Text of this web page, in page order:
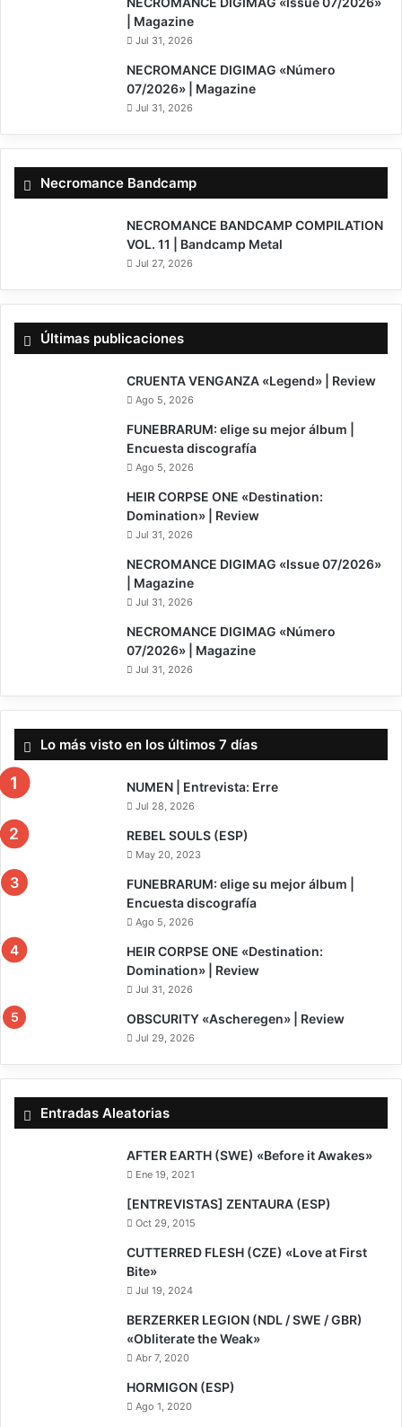
| Magazine
Jul 31, 2026
NECROMANCE DIGIMAG «Número
07/2026» | Magazine
Jul 31, 2026
Necromance Bandcamp
NECROMANCE BANDCAMP COMPILATION
VOL. 11 | Bandcamp Metal
Jul 27, 2026
Últimas publicaciones
CRUENTA VENGANZA «Legend» | Review
Ago 5, 2026
FUNEBRARUM: elige su mejor álbum |
Encuesta discografía
Ago 5, 2026
HEIR CORPSE ONE «Destination:
Domination» | Review
Jul 31, 2026
NECROMANCE DIGIMAG «Issue 07/2026»
| Magazine
Jul 31, 2026
NECROMANCE DIGIMAG «Número
07/2026» | Magazine
Jul 31, 2026
Lo más visto en los últimos 7 días
NUMEN | Entrevista: Erre
Jul 28, 2026
REBEL SOULS (ESP)
May 20, 2023
FUNEBRARUM: elige su mejor álbum |
Encuesta discografía
Ago 5, 2026
8
HEIR CORPSE ONE «Destination:
Domination» | Review
Jul 31, 2026
OBSCURITY «Ascheregen» | Review
Jul 29, 2026
Entradas Aleatorias
AFTER EARTH (SWE) «Before it Awakes»
Ene 19, 2021
[ENTREVISTAS] ZENTAURA (ESP)
Oct 29, 2015
CUTTERRED FLESH (CZE) «Love at First
Bite»
Jul 19, 2024
BERZERKER LEGION (NDL / SWE / GBR)
«Obliterate the Weak»
Abr 7, 2020
HORMIGON (ESP)
Ago 1, 2020